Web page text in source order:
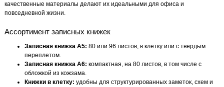
качественные материалы делают их идеальными для офиса и
повседневной жизни.
Ассортимент записных книжек
Записная книжка А5: 80 или 96 листов, в клетку или с твердым
переплетом.
Записная книжка А6: компактная, на 80 листов, в том числе с
обложкой из кожзама.
Книжки в клетку: удобны для структурированных заметок, схем и